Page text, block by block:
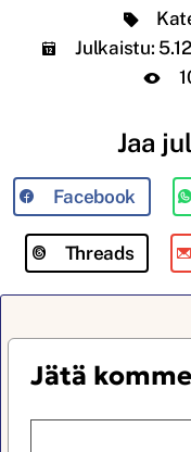
Julkaistu:
Jaa
Facebook
Threads
Jätä